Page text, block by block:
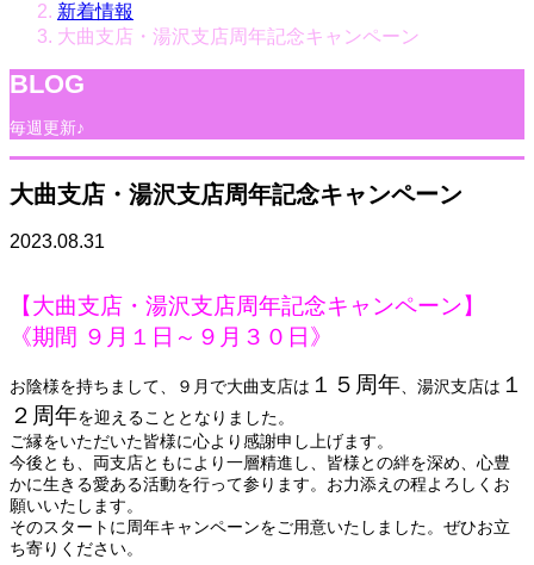
新着情報
大曲支店・湯沢支店周年記念キャンペーン
BLOG
毎週更新♪
大曲支店・湯沢支店周年記念キャンペーン
2023.08.31
【大曲支店・湯沢支店周年記念キャンペーン】
《期間 ９月１日～９月３０日》
お陰様を持ちまして、９月で大曲支店は １５周年 、湯沢支店は １
２周年を迎えることとなりました。
ご縁をいただいた皆様に心より感謝申し上げます。
今後とも、両支店ともにより一層精進し、皆様との絆を深め、心豊
かに生きる愛ある活動を行って参ります。お力添えの程よろしくお
願いいたします。
そのスタートに周年キャンペーンをご用意いたしました。ぜひお立
ち寄りください。